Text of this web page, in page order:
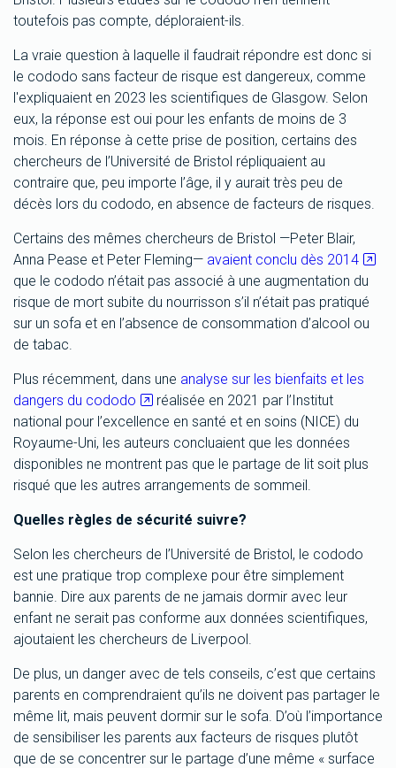
toutefois pas compte, déploraient-ils.
La vraie question à laquelle il faudrait répondre est donc si
le cododo sans facteur de risque est dangereux, comme
l'expliquaient en 2023 les scientifiques de Glasgow. Selon
eux, la réponse est oui pour les enfants de moins de 3
mois. En réponse à cette prise de position, certains des
chercheurs de l’Université de Bristol répliquaient au
contraire que, peu importe l’âge, il y aurait très peu de
décès lors du cododo, en absence de facteurs de risques.
Certains des mêmes chercheurs de Bristol —Peter Blair,
Anna Pease et Peter Fleming— avaient conclu dès 2014
que le cododo n’était pas associé à une augmentation du
risque de mort subite du nourrisson s’il n’était pas pratiqué
sur un sofa et en l’absence de consommation d’alcool ou
de tabac.
Plus récemment, dans une analyse sur les bienfaits et les
dangers du cododo
réalisée en 2021 par l’Institut
national pour l’excellence en santé et en soins (NICE) du
Royaume-Uni, les auteurs concluaient que les données
disponibles ne montrent pas que le partage de lit soit plus
risqué que les autres arrangements de sommeil.
Quelles règles de sécurité suivre?
Selon les chercheurs de l’Université de Bristol, le cododo
est une pratique trop complexe pour être simplement
bannie. Dire aux parents de ne jamais dormir avec leur
enfant ne serait pas conforme aux données scientifiques,
ajoutaient les chercheurs de Liverpool.
De plus, un danger avec de tels conseils, c’est que certains
parents en comprendraient qu’ils ne doivent pas partager le
même lit, mais peuvent dormir sur le sofa. D’où l’importance
de sensibiliser les parents aux facteurs de risques plutôt
que de se concentrer sur le partage d’une même « surface